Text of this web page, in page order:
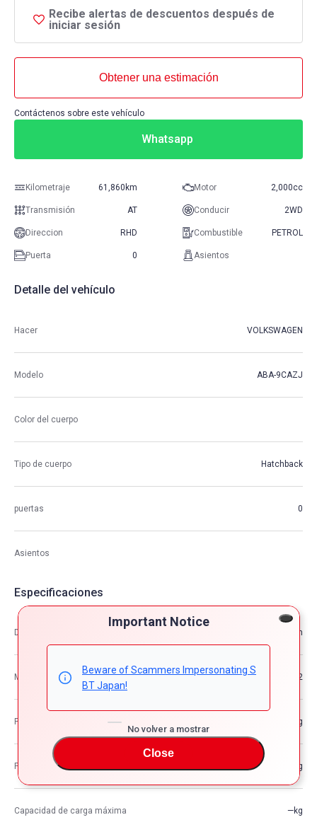
Important Notice
Beware of Scammers Impersonating S
BT Japan!
No volver a mostrar
Close
Recibe alertas de descuentos después de
iniciar sesión
Obtener una estimación
Contáctenos sobre este vehículo
Whatsapp
Kilometraje 61,860km Motor 2,000cc
Transmisión AT Conducir 2WD
Direccion RHD Combustible PETROL
Puerta 0 Asientos
Detalle del vehículo
Hacer VOLKSWAGEN
Modelo ABA-9CAZJ
Color del cuerpo
Tipo de cuerpo Hatchback
puertas 0
Asientos
Especificaciones
Dimensión 4.13m×1.73m×1.50m
M3 10.72
Peso del vehículo —kg
Peso bruto del vehículo —kg
Capacidad de carga máxima —kg